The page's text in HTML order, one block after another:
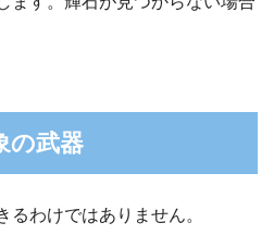
の武器
わけではありません。